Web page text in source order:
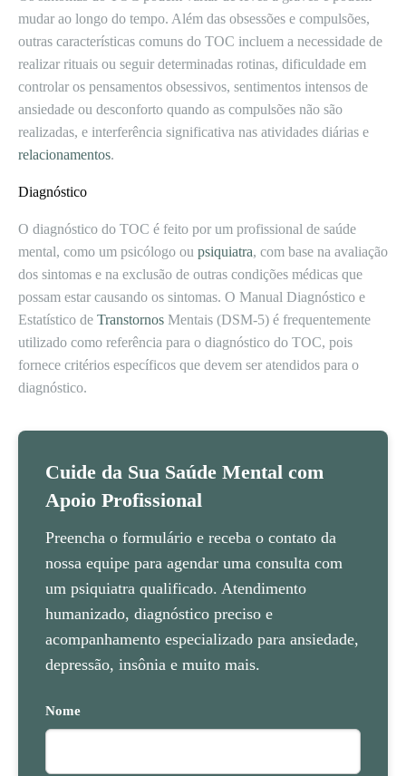
mudar ao longo do tempo. Além das obsessões e compulsões,
outras características comuns do TOC incluem a necessidade de
realizar rituais ou seguir determinadas rotinas, dificuldade em
controlar os pensamentos obsessivos, sentimentos intensos de
ansiedade ou desconforto quando as compulsões não são
realizadas, e interferência significativa nas atividades diárias e
relacionamentos.
Diagnóstico
O diagnóstico do TOC é feito por um profissional de saúde
mental, como um psicólogo ou psiquiatra, com base na avaliação
dos sintomas e na exclusão de outras condições médicas que
possam estar causando os sintomas. O Manual Diagnóstico e
Estatístico de Transtornos Mentais (DSM-5) é frequentemente
utilizado como referência para o diagnóstico do TOC, pois
fornece critérios específicos que devem ser atendidos para o
diagnóstico.
Cuide da Sua Saúde Mental com
Apoio Profissional
Preencha o formulário e receba o contato da
nossa equipe para agendar uma consulta com
um psiquiatra qualificado. Atendimento
humanizado, diagnóstico preciso e
acompanhamento especializado para ansiedade,
depressão, insônia e muito mais.
Nome